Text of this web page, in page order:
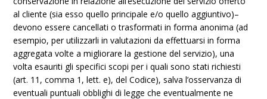
al cliente (sia esso quello principale e/o quello aggiuntivo)–
devono essere cancellati o trasformati in forma anonima (ad
esempio, per utilizzarli in valutazioni da effettuarsi in forma
aggregata volte a migliorare la gestione del servizio), una
volta esauriti gli specifici scopi per i quali sono stati richiesti
(art. 11, comma 1, lett. e), del Codice), salva l’osservanza di
eventuali puntuali obblighi di legge che eventualmente ne